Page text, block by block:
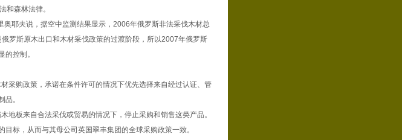
和森林法律。
耶夫说，据空中监测结果显示，2006年俄罗斯非法采伐木材总
罗斯原木出口和木材采伐政策的过渡阶段，所以2007年俄罗斯
控制。
购政策，承诺在条件许可的情况下优先选择来自经过认证、管
。
板来自合法采伐或贸易的情况下，停止采购和销售这类产品。
标，从而与其母公司英国翠丰集团的全球采购政策一致。